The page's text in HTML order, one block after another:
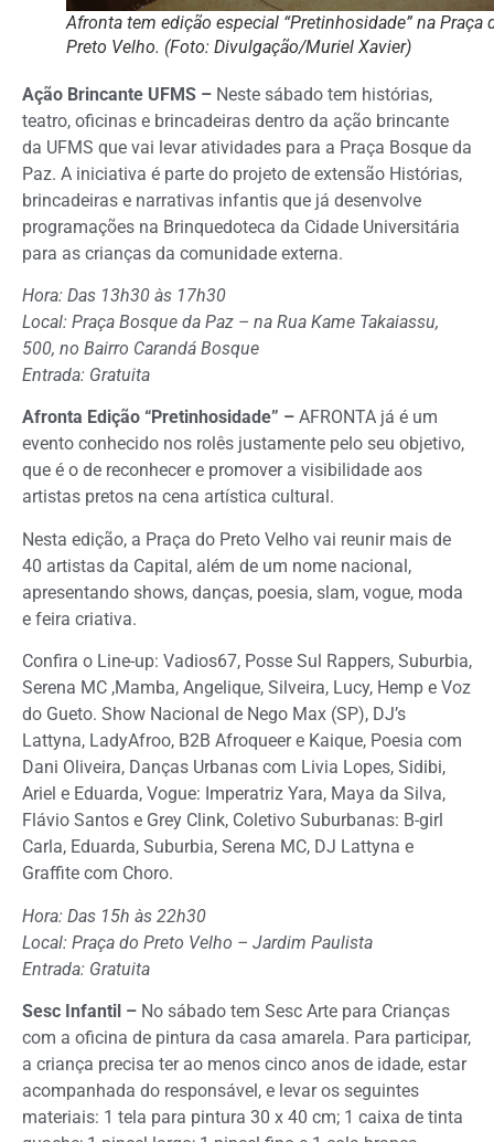
Afronta tem edição especial “Pretinhosidade” na Praça
Preto Velho. (Foto: Divulgação/Muriel Xavier)
Ação Brincante UFMS – Neste sábado tem histórias,
teatro, oficinas e brincadeiras dentro da ação brincante
da UFMS que vai levar atividades para a Praça Bosque da
Paz. A iniciativa é parte do projeto de extensão Histórias,
brincadeiras e narrativas infantis que já desenvolve
programações na Brinquedoteca da Cidade Universitária
para as crianças da comunidade externa.
Hora: Das 13h30 às 17h30
Local: Praça Bosque da Paz – na Rua Kame Takaiassu,
500, no Bairro Carandá Bosque
Entrada: Gratuita
Afronta Edição “Pretinhosidade” – AFRONTA já é um
evento conhecido nos rolês justamente pelo seu objetivo,
que é o de reconhecer e promover a visibilidade aos
artistas pretos na cena artística cultural.
Nesta edição, a Praça do Preto Velho vai reunir mais de
40 artistas da Capital, além de um nome nacional,
apresentando shows, danças, poesia, slam, vogue, moda
e feira criativa.
Confira o Line-up: Vadios67, Posse Sul Rappers, Suburbia,
Serena MC ,Mamba, Angelique, Silveira, Lucy, Hemp e Voz
do Gueto. Show Nacional de Nego Max (SP), DJ’s
Lattyna, LadyAfroo, B2B Afroqueer e Kaique, Poesia com
Dani Oliveira, Danças Urbanas com Livia Lopes, Sidibi,
Ariel e Eduarda, Vogue: Imperatriz Yara, Maya da Silva,
Flávio Santos e Grey Clink, Coletivo Suburbanas: B-girl
Carla, Eduarda, Suburbia, Serena MC, DJ Lattyna e
Graffite com Choro.
Hora: Das 15h às 22h30
Local: Praça do Preto Velho – Jardim Paulista
Entrada: Gratuita
Sesc Infantil – No sábado tem Sesc Arte para Crianças
com a oficina de pintura da casa amarela. Para participar,
a criança precisa ter ao menos cinco anos de idade, estar
acompanhada do responsável, e levar os seguintes
materiais: 1 tela para pintura 30 x 40 cm; 1 caixa de tinta